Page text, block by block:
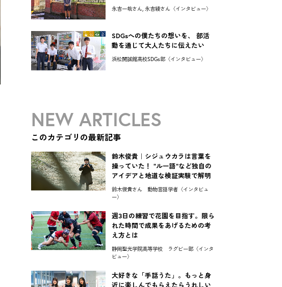
永吉一哉さん, 永吉綾さん〈インタビュー〉
SDGsへの僕たちの想いを、 部活
動を通じて大人たちに伝えたい
浜松開誠館高校SDGs部〈インタビュー〉
NEW ARTICLES
このカテゴリの最新記事
鈴木俊貴｜シジュウカラは言葉を
操っていた！ "ルー語"など独自の
アイデアと地道な検証実験で解明
鈴木俊貴さん 動物言語学者〈インタビュ
ー〉
週3日の練習で花園を目指す。限ら
れた時間で成果をあげるための考
え方とは
静岡聖光学院高等学校 ラグビー部〈インタ
ビュー〉
大好きな「手話うた」。もっと身
近に楽しんでもらえたらうれしい